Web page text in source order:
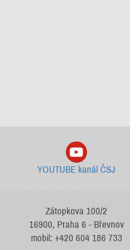
YOUTUBE kanál ČSJ
Zátopkova 100/2
16900, Praha 6 - Břevnov
mobil: +420 604 186 733